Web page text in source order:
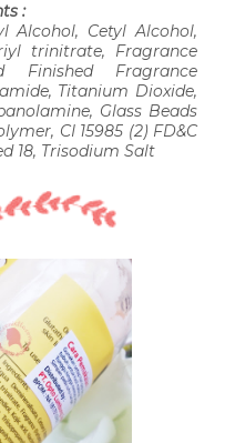
:
Alcohol, Cetyl Alcohol,
trinitrate, Fragrance
Finished Fragrance
Titanium Dioxide,
Glass Beads
CI 15985 (2) FD&C
18, Trisodium Salt